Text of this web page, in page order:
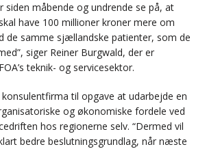
måbende og undrende se på, at
have 100 millioner kroner mere om
de samme sjællandske patienter, som de
siger Reiner Burgwald, der er
teknik- og servicesektor.
til opgave at udarbejde en
og økonomiske fordele ved
hos regionerne selv. “Dermed vil
bedre beslutningsgrundlag, når næste